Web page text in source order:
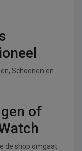
Schoenen en
of
de shop omgaat